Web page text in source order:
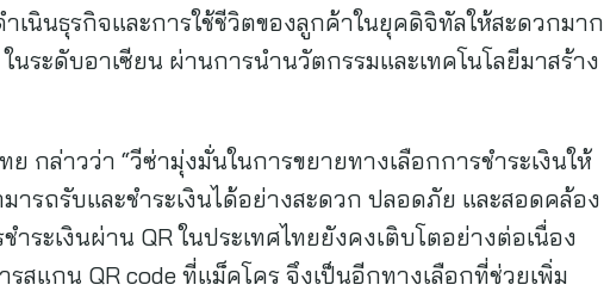
นินธุรกิจและการใช้ชีวิตของลูกค้าในยุคดิจิทัลให้สะดวกมาก
ระดับอาเซียน ผ่านการนำนวัตกรรมและเทคโนโลยีมาสร้าง
กล่าวว่า “วีซ่ามุ่งมั่นในการขยายทางเลือกการชำระเงินให้
ารถรับและชำระเงินได้อย่างสะดวก ปลอดภัย และสอดคล้อง
ระเงินผ่าน QR ในประเทศไทยยังคงเติบโตอย่างต่อเนื่อง
สแกน QR code ที่แม็คโคร จึงเป็นอีกทางเลือกที่ช่วยเพิ่ม